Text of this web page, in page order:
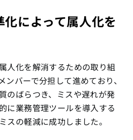
によって属人化を
人化を解消するための取り組
ンバーで分担して進めており、
のばらつき、ミスや遅れが発
に業務管理ツールを導入する
スの軽減に成功しました。